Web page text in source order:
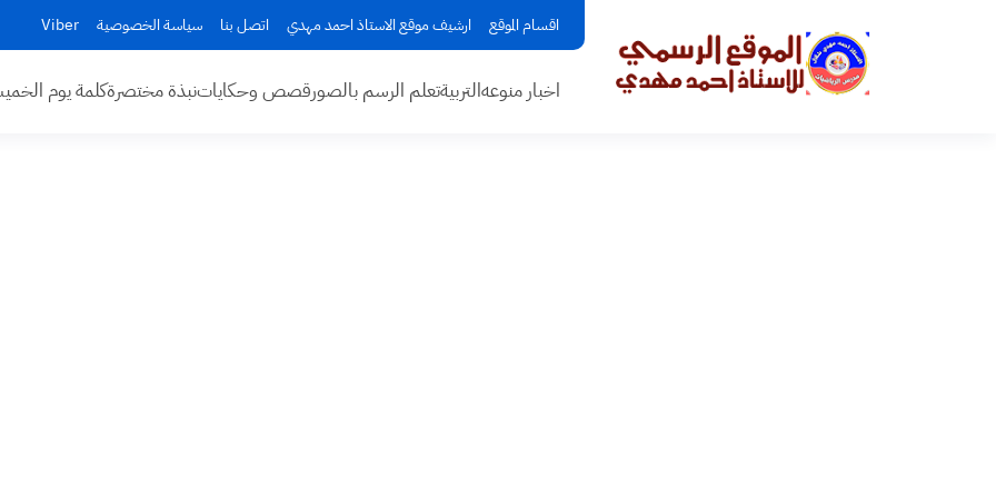
اقسام الموقع ارشيف موقع الاستاذ احمد مهدي اتصل بنا سياسة الخصوصية Viber
اخبار منوعهالتربيةتعلم الرسم بالصورقصص وحكاياتنبذة مختصرةكلمة يوم